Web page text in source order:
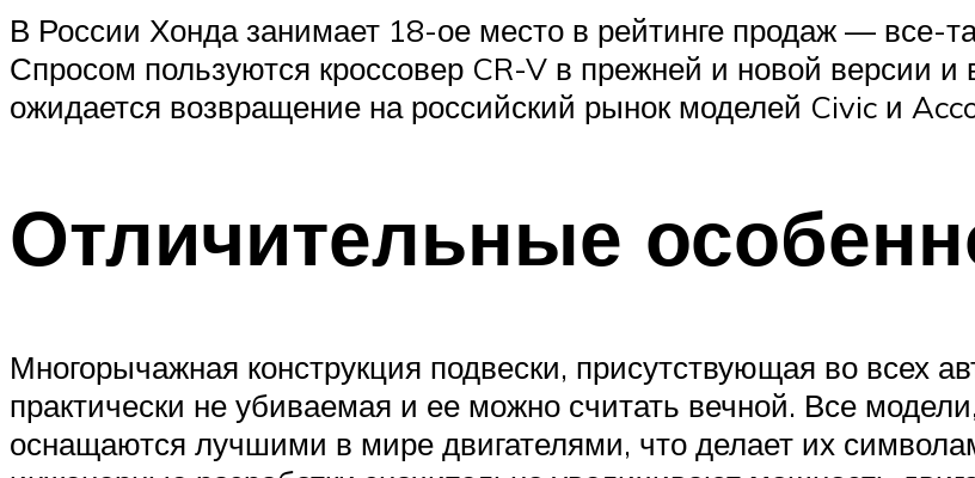
В России Хонда занимает 18-ое место в рейтинге продаж — все-
Спросом пользуются кроссовер CR-V в прежней и новой версии
ожидается возвращение на российский рынок моделей Civic и
Отличительные
Многорычажная конструкция подвески, присутствующая во всех
практически не убиваемая и ее можно считать вечной. Все
оснащаются лучшими в мире двигателями, что делает их